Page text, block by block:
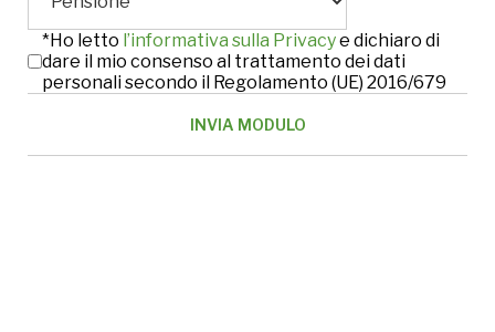
*Ho letto l’informativa sulla Privacye dichiaro di
dare il mio consenso al trattamento dei dati
personali secondo il Regolamento (UE) 2016/679